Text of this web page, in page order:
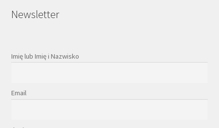
Newsletter
Imię lub Imię i Nazwisko
Email